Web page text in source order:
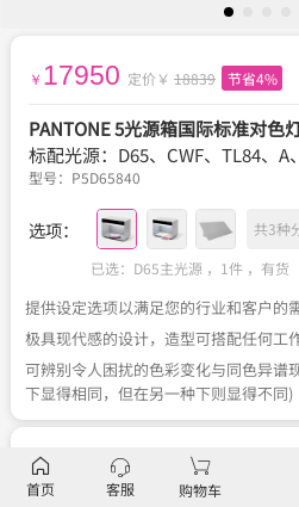
￥ 17950 定价￥ 18839 节省4%
PANTONE 5光源箱国际标准对色
标配光源：D65、CWF、TL84、A
型号： P5D65840
选项：
共3种
已选：D65主光源 ，1件 ， 有货
提供设定选项以满足您的行业和客户的
极具现代感的设计，造型可搭配任何工
可辨别令人困扰的色彩变化与同色异谱
下显得相同，但在另一种下则显得不同)
描述 产品规格 配置光源
首页 客服 购物车